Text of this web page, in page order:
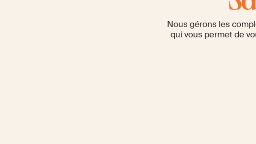
Nous gérons les
qui vous permet de